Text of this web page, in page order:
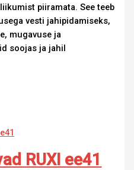
piiramata. See teeb
vesti jahipidamiseks,
mugavuse ja
soojas ja jahil
RUXI ee41